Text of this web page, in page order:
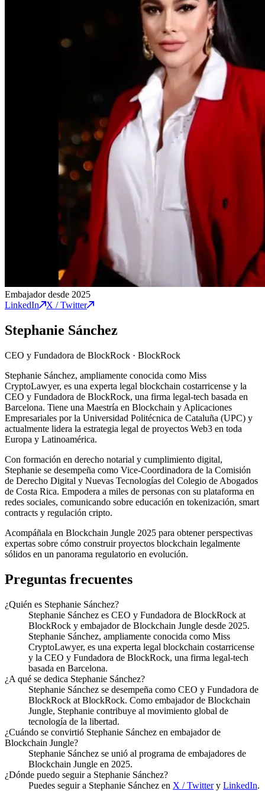
Embajador desde 2025
LinkedIn
X / Twitter
Stephanie Sánchez
CEO y Fundadora de BlockRock · BlockRock
Stephanie Sánchez, ampliamente conocida como Miss
CryptoLawyer, es una experta legal blockchain costarricense y la
CEO y Fundadora de BlockRock, una firma legal-tech basada en
Barcelona. Tiene una Maestría en Blockchain y Aplicaciones
Empresariales por la Universidad Politécnica de Cataluña (UPC) y
actualmente lidera la estrategia legal de proyectos Web3 en toda
Europa y Latinoamérica.
Con formación en derecho notarial y cumplimiento digital,
Stephanie se desempeña como Vice-Coordinadora de la Comisión
de Derecho Digital y Nuevas Tecnologías del Colegio de Abogados
de Costa Rica. Empodera a miles de personas con su plataforma en
redes sociales, comunicando sobre educación en tokenización, smart
contracts y regulación cripto.
Acompáñala en Blockchain Jungle 2025 para obtener perspectivas
expertas sobre cómo construir proyectos blockchain legalmente
sólidos en un panorama regulatorio en evolución.
Preguntas frecuentes
¿Quién es Stephanie Sánchez?
Stephanie Sánchez es CEO y Fundadora de BlockRock at
BlockRock y embajador de Blockchain Jungle desde 2025.
Stephanie Sánchez, ampliamente conocida como Miss
CryptoLawyer, es una experta legal blockchain costarricense
y la CEO y Fundadora de BlockRock, una firma legal-tech
basada en Barcelona.
¿A qué se dedica Stephanie Sánchez?
Stephanie Sánchez se desempeña como CEO y Fundadora de
BlockRock at BlockRock. Como embajador de Blockchain
Jungle, Stephanie contribuye al movimiento global de
tecnología de la libertad.
¿Cuándo se convirtió Stephanie Sánchez en embajador de
Blockchain Jungle?
Stephanie Sánchez se unió al programa de embajadores de
Blockchain Jungle en 2025.
¿Dónde puedo seguir a Stephanie Sánchez?
Puedes seguir a Stephanie Sánchez en X / Twitter y LinkedIn.